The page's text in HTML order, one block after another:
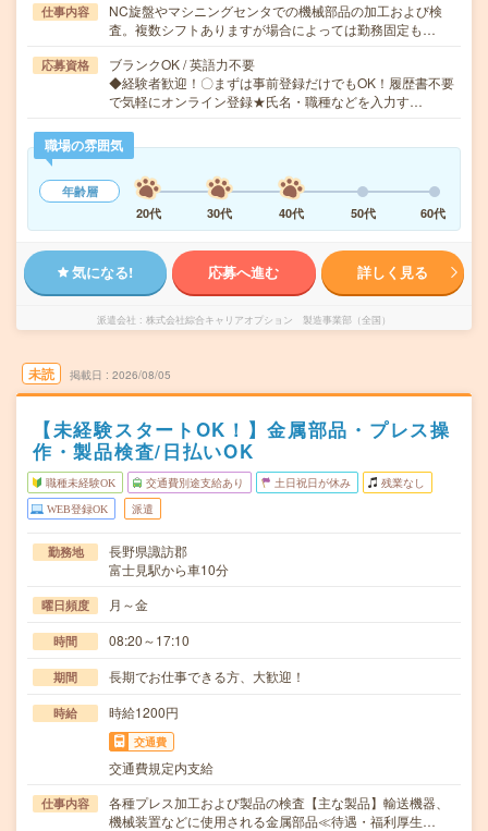
仕事内容
NC旋盤やマシニングセンタでの機械部品の加工および検
査。複数シフトありますが場合によっては勤務固定も…
応募資格
ブランクOK / 英語力不要
◆経験者歓迎！〇まずは事前登録だけでもOK！履歴書不要
で気軽にオンライン登録★氏名・職種などを入力す…
職場の雰囲気
年齢層
20代
30代 40代 50代 60代
気になる! 応募へ進む 詳しく見る
派遣会社 株式会社綜合キャリアオプション 製造事業部（全国）
未読 掲載日 2026/08/05
【未経験スタートOK！】金属部品・プレス操
作・製品検査/日払いOK
職種未経験OK 交通費別途支給あり 土日祝日が休み 残業なし
WEB登録OK 派遣
勤務地
長野県諏訪郡
富士見駅から車10分
曜日頻度 月～金
時間 08:20～17:10
期間 長期でお仕事できる方、大歓迎！
時給 時給1200円
交通費
交通費規定内支給
仕事内容
各種プレス加工および製品の検査【主な製品】輸送機器、
機械装置などに使用される金属部品≪待遇・福利厚生…